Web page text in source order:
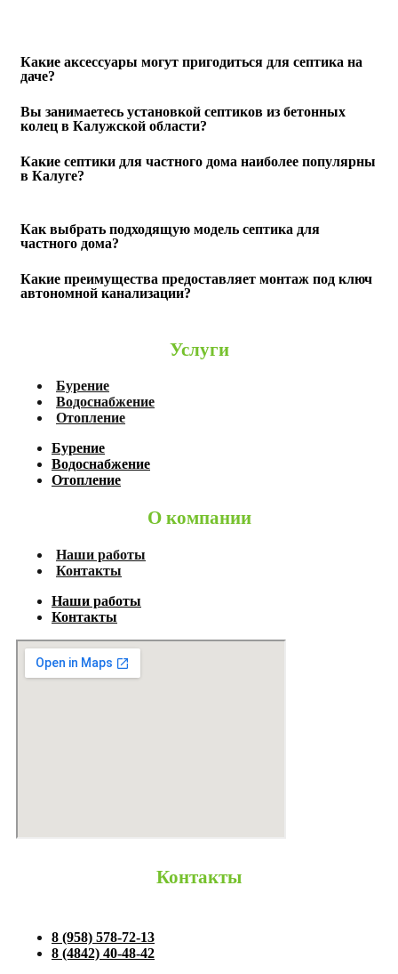
Какие аксессуары могут пригодиться для септика на
даче?
Вы занимаетесь установкой септиков из бетонных
колец в Калужской области?
Какие септики для частного дома наиболее популярны
в Калуге?
Как выбрать подходящую модель септика для
частного дома?
Какие преимущества предоставляет монтаж под ключ
автономной канализации?
Услуги
Бурение
Водоснабжение
Отопление
Бурение
Водоснабжение
Отопление
О компании
Наши работы
Контакты
Наши работы
Контакты
Контакты
8 (958) 578-72-13
8 (4842) 40-48-42